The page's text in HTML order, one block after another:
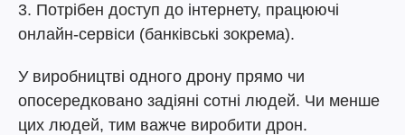
3. Потрібен доступ до інтернету, працюючі
онлайн-сервіси (банківські зокрема).
У виробництві одного дрону прямо чи
опосередковано задіяні сотні людей. Чи менше
цих людей, тим важче виробити дрон.